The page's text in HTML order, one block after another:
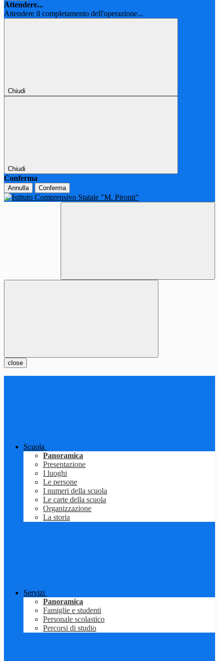
Attendere...
Attendere il completamento dell'operazione...
Chiudi
Chiudi
Conferma
Annulla Conferma
close
Scuola
Panoramica
Presentazione
I luoghi
Le persone
I numeri della scuola
Le carte della scuola
Organizzazione
La storia
Servizi
Panoramica
Famiglie e studenti
Personale scolastico
Percorsi di studio